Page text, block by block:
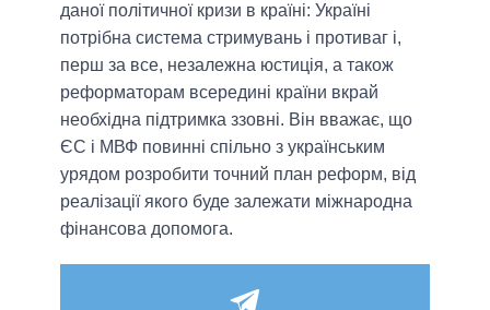
даної політичної кризи в країні: Україні
потрібна система стримувань і противаг і,
перш за все, незалежна юстиція, а також
реформаторам всередині країни вкрай
необхідна підтримка ззовні. Він вважає, що
ЄС і МВФ повинні спільно з українським
урядом розробити точний план реформ, від
реалізації якого буде залежати міжнародна
фінансова допомога.